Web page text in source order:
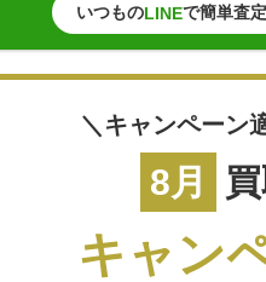
いつものLINEで簡単査定
＼キャンペーン
8月
キャン